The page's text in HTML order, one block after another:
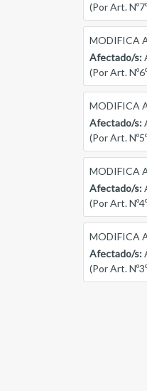
(Por Art.
MODIFICA
Afectado/s:
(Por Art.
MODIFICA
Afectado/s:
(Por Art.
MODIFICA
Afectado/s:
(Por Art.
MODIFICA
Afectado/s:
(Por Art.